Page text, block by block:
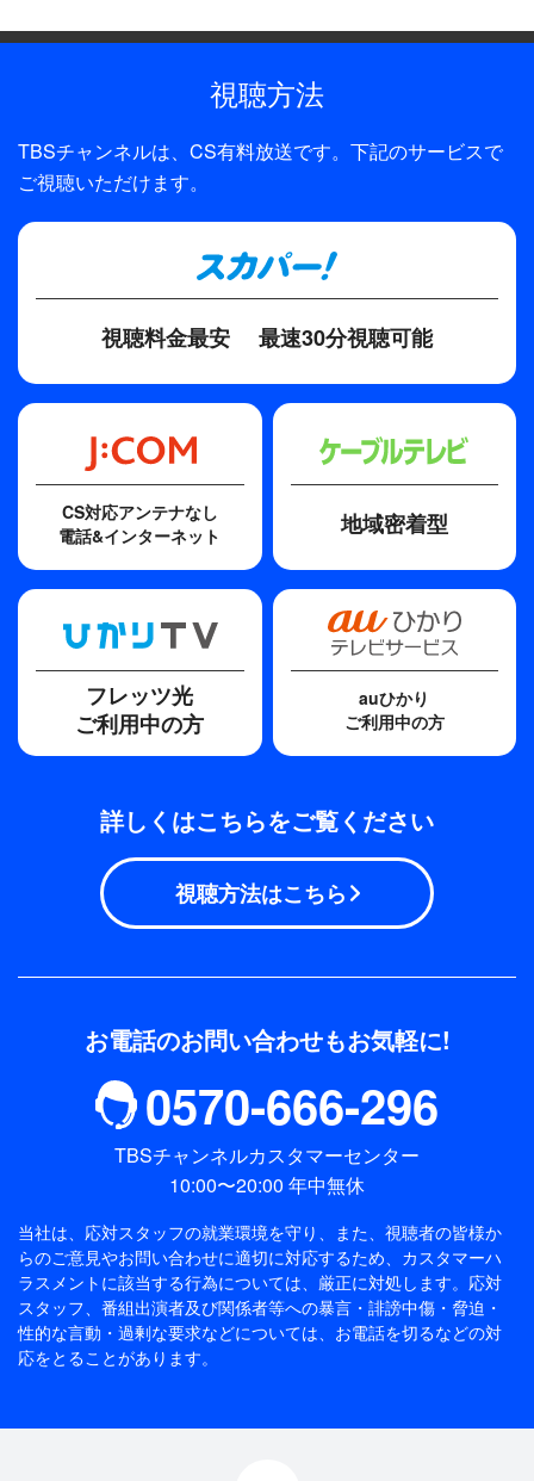
年のその女性は竜太郎の母親で、名前は愛だと名乗
1989年
1話
制作
TBS
ディレクター・監督
伴一彦
主題歌
Oneway Generation
本田美奈子
視聴方法
TBSチャンネルは、CS有料放送です。下記のサービスで
ご視聴いただけます。
視聴料金最安 最速30分視聴可能
CS対応アンテナなし
電話&インターネット
地域密着型
フレッツ光
ご利用中の方
auひかり
ご利用中の方
詳しくはこちらをご覧ください
視聴方法はこちら
お電話のお問い合わせもお気軽に!
0570-666-296
TBSチャンネルカスタマーセンター
10:00〜20:00 年中無休
当社は、応対スタッフの就業環境を守り、また、視聴者の皆様か
らのご意見やお問い合わせに適切に対応するため、 カスタマーハ
ラスメントに該当する行為については、厳正に対処します。応対
スタッフ、番組出演者及び関係者等への暴言・誹謗中傷・脅迫・
性的な言動・過剰な要求などについては、お電話を切るなどの対
応をとることがあります。